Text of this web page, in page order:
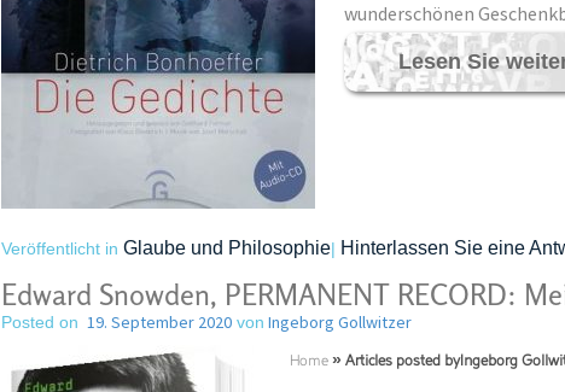
wunderschönen
Lesen Sie
Veröffentlicht in Glaube und Philosophie| Hinterlassen Sie eine
Edward Snowden, PERMANENT RECORD:
Posted on 19. September 2020von Ingeborg Gollwitzer
Home » Articles posted byIngeborg